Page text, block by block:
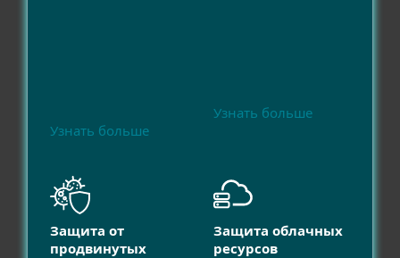
Узнать больше
Узнать больше
Защита от
продвинутых
Защита облачных
ресурсов